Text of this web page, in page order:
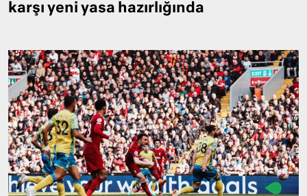
karşı yeni yasa hazırlığında